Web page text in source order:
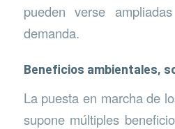
pueden verse
demanda.
Beneficios ambientales,
La puesta en marcha de
supone múltiples